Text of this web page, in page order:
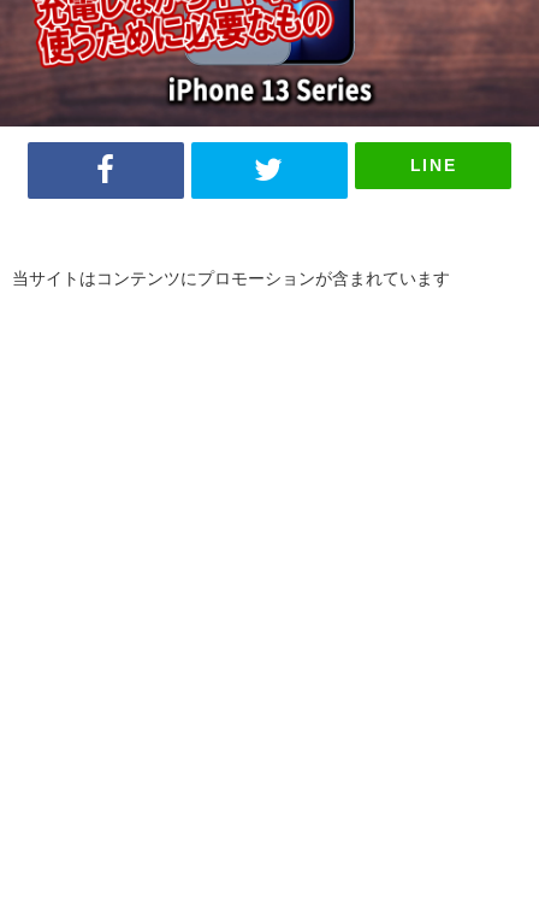
LINE
当サイトはコンテンツにプロモーションが含まれています